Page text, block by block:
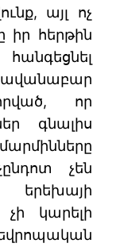
այլ ոչ
իր հերթին
որ
գնալիս
չեն
կարելի